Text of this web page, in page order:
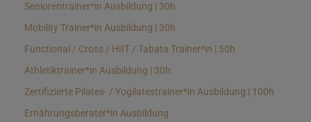
Seniorentrainer*in Ausbildung | 30h
Mobility Trainer*in Ausbildung | 30h
Functional / Cross / HIIT / Tabata Trainer*in | 50h
Athletiktrainer*in Ausbildung | 30h
Zertifizierte Pilates- / Yogilatestrainer*in Ausbildung | 100h
Ernährungsberater*in Ausbildung